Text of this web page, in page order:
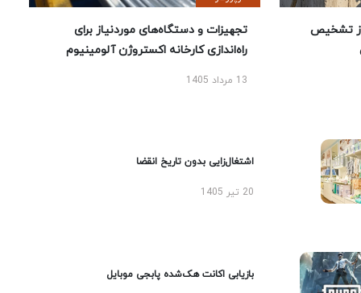
تشخیص
تجهیزات و دستگاه‌های موردنیاز برای
راه‌اندازی کارخانه اکستروژن آلومینیوم
13 مرداد 1405
اشتغال‌زایی بدون تاریخ انقضا
20 تیر 1405
بازیابی اکانت هک‌شده پابجی موبایل